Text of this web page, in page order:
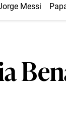
Messi